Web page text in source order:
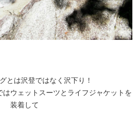
とは沢登ではなく沢下り！
ウェットスーツとライフジャケットを
装着して